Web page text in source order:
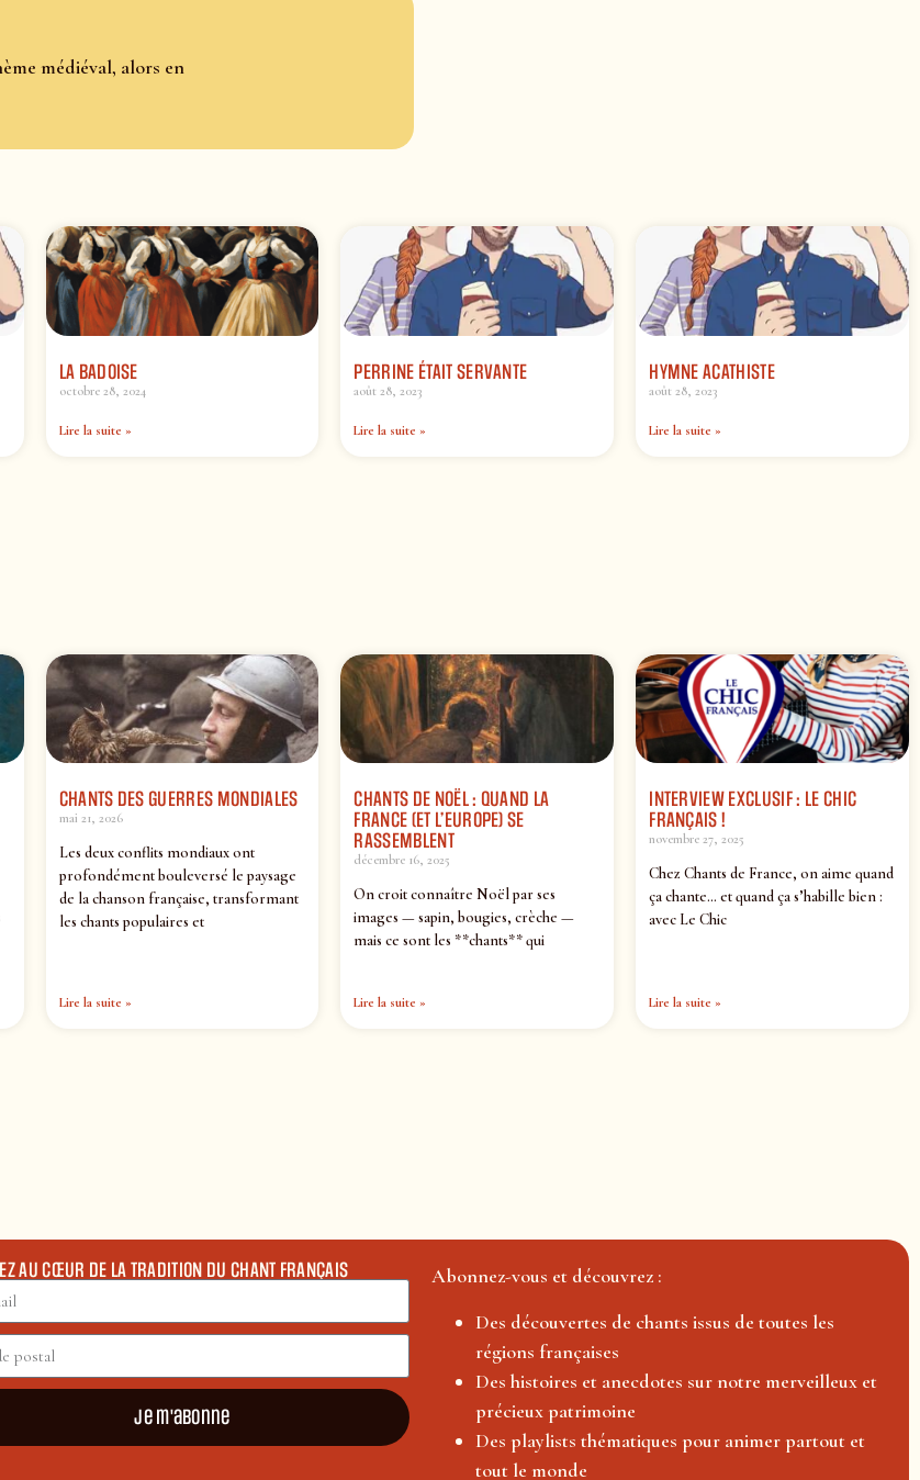
médiéval, alors en
LA BADOISE
octobre 28, 2024
Lire la suite »
PERRINE ÉTAIT SERVANTE
août 28, 2023
Lire la suite »
HYMNE ACATHISTE
août 28, 2023
Lire la suite »
CHANTS DES GUERRES MONDIALES
mai 21, 2026
Les deux conflits mondiaux ont
profondément bouleversé le paysage
de la chanson française, transformant
les chants populaires et
Lire la suite »
CHANTS DE NOËL : QUAND LA
FRANCE (ET L’EUROPE) SE
RASSEMBLENT
décembre 16, 2025
On croit connaître Noël par ses
images — sapin, bougies, crèche —
mais ce sont les **chants** qui
Lire la suite »
INTERVIEW EXCLUSIF : LE CHIC
FRANÇAIS !
novembre 27, 2025
Chez Chants de France, on aime quand
ça chante… et quand ça s’habille bien :
avec Le Chic
Lire la suite »
AU CŒUR DE LA TRADITION DU CHANT FRANÇAIS
Je m'abonne
Abonnez-vous et découvrez :
Des découvertes de chants issus de toutes les
régions françaises
Des histoires et anecdotes sur notre merveilleux et
précieux patrimoine
Des playlists thématiques pour animer partout et
tout le monde